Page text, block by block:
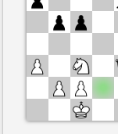
Esta partida es por